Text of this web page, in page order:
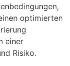
optimierten
einer
Risiko.